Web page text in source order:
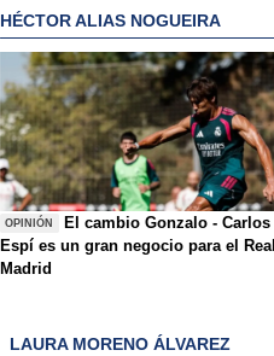
HÉCTOR ALIAS NOGUEIRA
OPINIÓN
El cambio Gonzalo - Carlos
Espí es un gran negocio para el Real
Madrid
LAURA MORENO ÁLVAREZ